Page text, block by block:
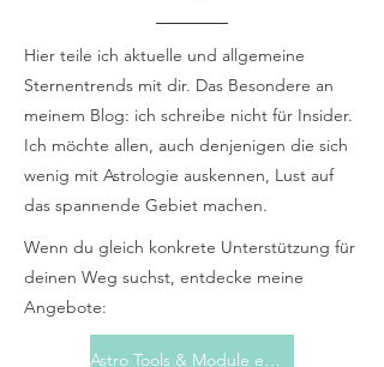
Hier teile ich aktuelle und allgemeine
Sternentrends mit dir. Das Besondere an
meinem Blog: ich schreibe nicht für Insider.
Ich möchte allen, auch denjenigen die sich
wenig mit Astrologie auskennen, Lust auf
das spannende Gebiet machen.
Wenn du gleich konkrete Unterstützung für
deinen Weg suchst, entdecke meine
Angebote:
Astro Tools & Module entdecken